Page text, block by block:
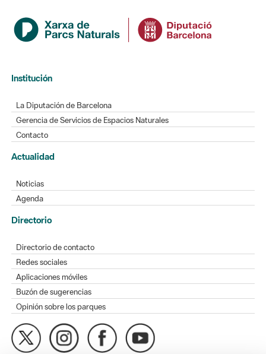
Institución
La Diputación de Barcelona
Gerencia de Servicios de Espacios Naturales
Contacto
Actualidad
Noticias
Agenda
Directorio
Directorio de contacto
Redes sociales
Aplicaciones móviles
Buzón de sugerencias
Opinión sobre los parques